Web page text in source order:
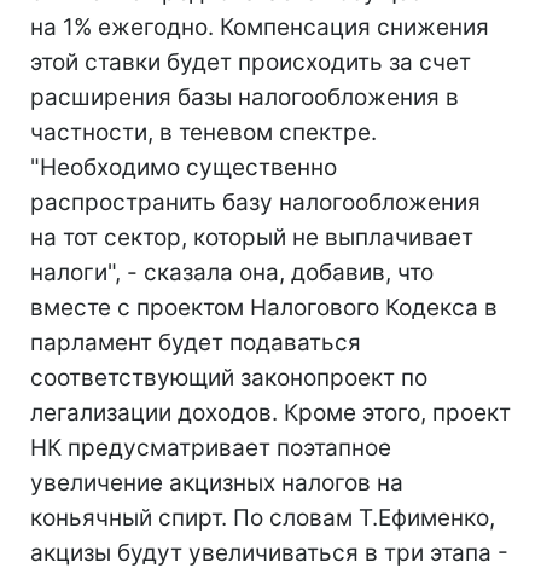
на 1% ежегодно. Компенсация снижения
этой ставки будет происходить за счет
расширения базы налогообложения в
частности, в теневом спектре.
"Необходимо существенно
распространить базу налогообложения
на тот сектор, который не выплачивает
налоги", - сказала она, добавив, что
вместе с проектом Налогового Кодекса в
парламент будет подаваться
соответствующий законопроект по
легализации доходов. Кроме этого, проект
НК предусматривает поэтапное
увеличение акцизных налогов на
коньячный спирт. По словам Т.Ефименко,
акцизы будут увеличиваться в три этапа -